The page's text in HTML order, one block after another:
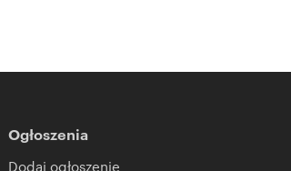
Ogłoszenia
Dodaj ogłoszenie